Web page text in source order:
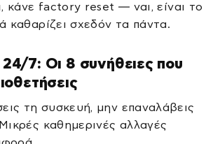
κάνε factory reset — ναι, είναι το
καθαρίζει σχεδόν τα πάντα.
7: Οι 8 συνήθειες που
τη συσκευή, μην επαναλάβεις
καθημερινές αλλαγές